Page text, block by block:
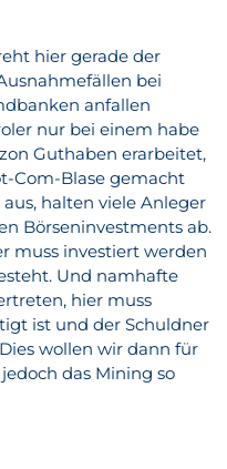
hier gerade der
bei
anfallen
nur bei einem habe
Guthaben erarbeitet,
Com-Blase gemacht
halten viele Anleger
Börseninvestments ab.
muss investiert werden
Und namhafte
hier muss
ist und der Schuldner
wollen wir dann für
das Mining so